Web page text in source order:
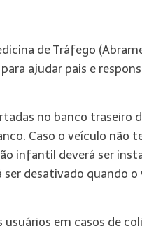
de Tráfego
ajudar pais e
no banco traseiro
Caso o veículo não
infantil deverá ser
ser desativado quando
em casos de